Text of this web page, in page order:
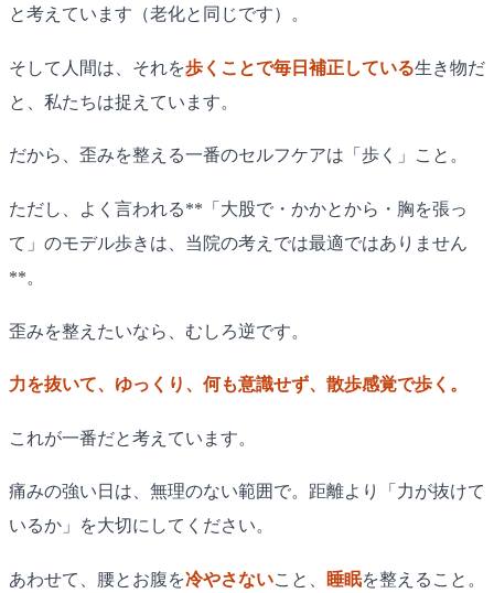
と考えています（老化と同じです）。
そして人間は、それを歩くことで毎日補正している生き物だ
と、私たちは捉えています。
だから、歪みを整える一番のセルフケアは「歩く」こと。
ただし、よく言われる**「大股で・かかとから・胸を張っ
て」のモデル歩きは、当院の考えでは最適ではありません
**。
歪みを整えたいなら、むしろ逆です。
力を抜いて、ゆっくり、何も意識せず、散歩感覚で歩く。
これが一番だと考えています。
痛みの強い日は、無理のない範囲で。距離より「力が抜けて
いるか」を大切にしてください。
あわせて、腰とお腹を冷やさないこと、 睡眠を整えること。